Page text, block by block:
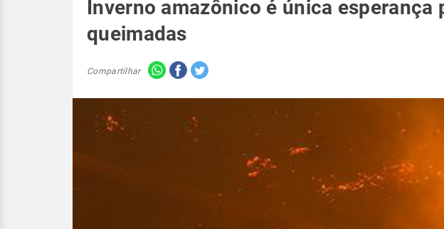
Inverno amazônico é única esperança
queimadas
Compartilhar